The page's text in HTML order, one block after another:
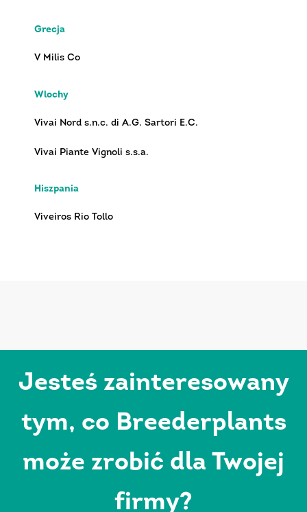
Grecja
V Milis Co
Wlochy
Vivai Nord s.n.c. di A.G. Sartori E.C.
Vivai Piante Vignoli s.s.a.
Hiszpania
Viveiros Rio Tollo
Jesteś zainteresowany
tym, co Breederplants
może zrobić dla Twojej
firmy?